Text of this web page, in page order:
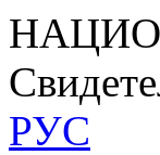
РУС